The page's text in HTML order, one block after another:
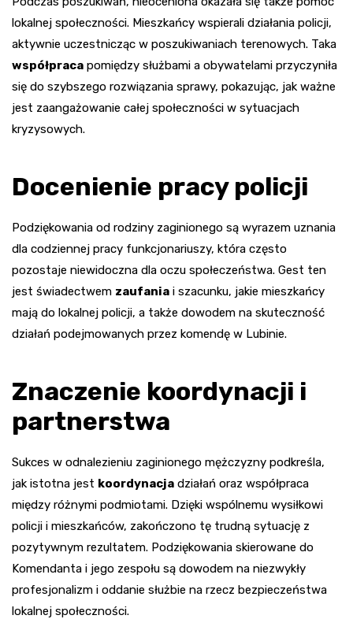
lokalnej społeczności. Mieszkańcy wspierali działania policji,
aktywnie uczestnicząc w poszukiwaniach terenowych. Taka
współpraca pomiędzy służbami a obywatelami przyczyniła
się do szybszego rozwiązania sprawy, pokazując, jak ważne
jest zaangażowanie całej społeczności w sytuacjach
kryzysowych.
Docenienie pracy policji
Podziękowania od rodziny zaginionego są wyrazem uznania
dla codziennej pracy funkcjonariuszy, która często
pozostaje niewidoczna dla oczu społeczeństwa. Gest ten
jest świadectwem zaufania i szacunku, jakie mieszkańcy
mają do lokalnej policji, a także dowodem na skuteczność
działań podejmowanych przez komendę w Lubinie.
Znaczenie koordynacji i
partnerstwa
Sukces w odnalezieniu zaginionego mężczyzny podkreśla,
jak istotna jest koordynacja działań oraz współpraca
między różnymi podmiotami. Dzięki wspólnemu wysiłkowi
policji i mieszkańców, zakończono tę trudną sytuację z
pozytywnym rezultatem. Podziękowania skierowane do
Komendanta i jego zespołu są dowodem na niezwykły
profesjonalizm i oddanie służbie na rzecz bezpieczeństwa
lokalnej społeczności.